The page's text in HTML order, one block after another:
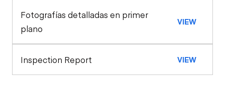
Swing Brake
Limited Function
Check
Emergency Shut
Off Switch
Hand/Foot Switch
General Appearance
Engine
Starter
Electric Operating System
Fotografías detalladas en primer
plano
VIEW
Inspection Report VIEW